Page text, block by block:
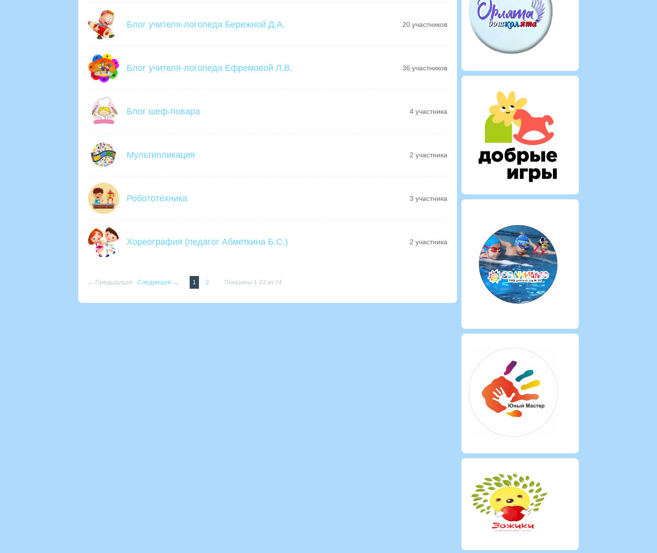
Блог учителя-логопеда Бережной Д.А. 20 участников
Блог учителя-логопеда Ефремовой Л.В. 36 участников
Блог шеф-повара 4 участника
Мультипликация 2 участника
Робототехника 3 участника
Хореография (педагог Абметкина Б.С.) 2 участника
← Предыдущая Следующая → 1 2 Показаны 1-23 из 24